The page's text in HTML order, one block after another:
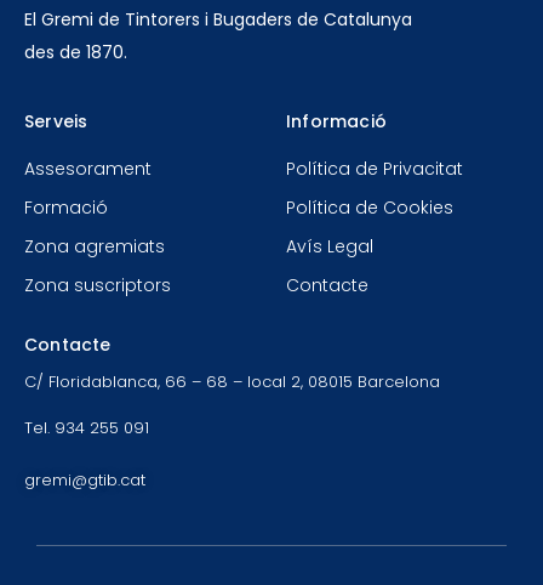
El Gremi de Tintorers i Bugaders de Catalunya
des de 1870.
Serveis
Assesorament
Formació
Zona agremiats
Zona suscriptors
Informació
Política de Privacitat
Política de Cookies
Avís Legal
Contacte
Contacte
C/ Floridablanca, 66 – 68 – local 2, 08015 Barcelona
Tel. 934 255 091
gremi@gtib.cat